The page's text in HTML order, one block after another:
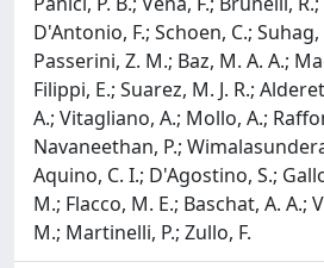
D'Antonio, F.; Schoen, C.;
Passerini, Z. M.; Baz, M. A. A.;
Filippi, E.; Suarez, M. J. R.;
A.; Vitagliano, A.; Mollo, A.;
Navaneethan, P.;
Aquino, C. I.; D'Agostino, S.;
M.; Flacco, M. E.; Baschat, A. A.;
M.; Martinelli, P.; Zullo, F.